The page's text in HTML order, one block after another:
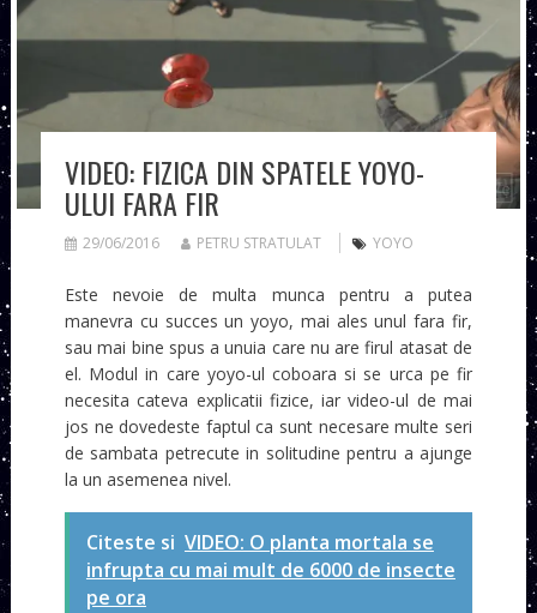
VIDEO: FIZICA DIN SPATELE YOYO-
ULUI FARA FIR
29/06/2016 PETRU STRATULAT YOYO
Este nevoie de multa munca pentru a putea
manevra cu succes un yoyo, mai ales unul fara fir,
sau mai bine spus a unuia care nu are firul atasat de
el. Modul in care yoyo-ul coboara si se urca pe fir
necesita cateva explicatii fizice, iar video-ul de mai
jos ne dovedeste faptul ca sunt necesare multe seri
de sambata petrecute in solitudine pentru a ajunge
la un asemenea nivel.
Citeste si VIDEO: O planta mortala se
infrupta cu mai mult de 6000 de insecte
pe ora